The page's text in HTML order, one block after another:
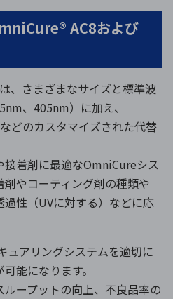
AC8および
、さまざまなサイズと標準波
、405nm）に加え、
どのカスタマイズされた代替
着剤に最適なOmniCureシス
やコーティング剤の種類や
性（UVに対する）などに応
ュアリングシステムを適切に
能になります。
ループットの向上、不良品率の